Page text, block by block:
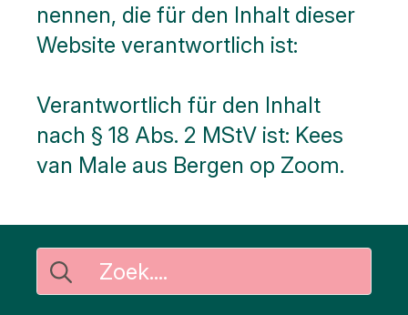
nennen, die für den Inhalt dieser
Website verantwortlich ist:
Verantwortlich für den Inhalt
nach § 18 Abs. 2 MStV ist: Kees
van Male aus Bergen op Zoom.
Search
for: